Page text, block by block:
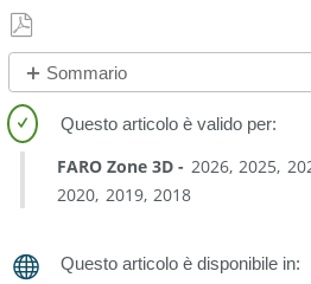
Salva
come
PDF
Sommario
No
intestazioni
FARO Zone 3D 2026 2025
2020 2019 2018